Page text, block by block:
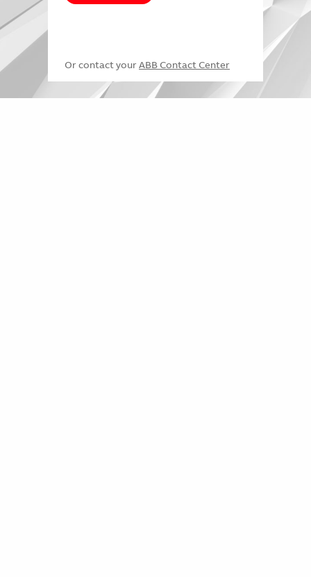
Or contact your ABB Contact Center